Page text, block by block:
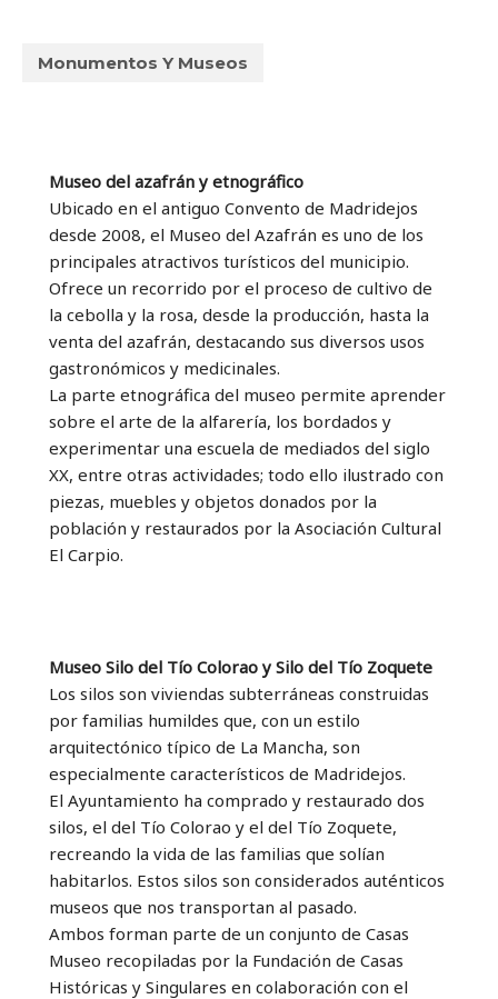
Monumentos Y Museos
Museo del azafrán y etnográfico
Ubicado en el antiguo Convento de Madridejos
desde 2008, el Museo del Azafrán es uno de los
principales atractivos turísticos del municipio.
Ofrece un recorrido por el proceso de cultivo de
la cebolla y la rosa, desde la producción, hasta la
venta del azafrán, destacando sus diversos usos
gastronómicos y medicinales.
La parte etnográfica del museo permite aprender
sobre el arte de la alfarería, los bordados y
experimentar una escuela de mediados del siglo
XX, entre otras actividades; todo ello ilustrado con
piezas, muebles y objetos donados por la
población y restaurados por la Asociación Cultural
El Carpio.
Museo Silo del Tío Colorao y Silo del Tío Zoquete
Los silos son viviendas subterráneas construidas
por familias humildes que, con un estilo
arquitectónico típico de La Mancha, son
especialmente característicos de Madridejos.
El Ayuntamiento ha comprado y restaurado dos
silos, el del Tío Colorao y el del Tío Zoquete,
recreando la vida de las familias que solían
habitarlos. Estos silos son considerados auténticos
museos que nos transportan al pasado.
Ambos forman parte de un conjunto de Casas
Museo recopiladas por la Fundación de Casas
Históricas y Singulares en colaboración con el